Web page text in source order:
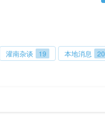
灌南杂谈 19 本地消息 20